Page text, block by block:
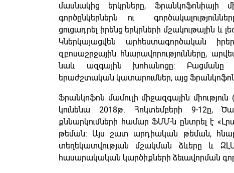
մասնակից երկրները, Ֆրանկոֆոնիայի
գործընկերներն ու
ցուցադրել իրենց երկրների մշակութային և
Կներկայացվեն արհեստագործական
զբոսաշրջային հնարավորությունները,
նաև ազգային խոհանոցը: Բացմանը
երաժշտական կատարումներ, այց
Ֆրանկոֆոն մամուլի միջազգային
կունենա 2018թ. Հոկտեմբերի 9-12ը,
քննարկումների համար ՖՄՄ-ն ընտրել է
թեման։ Այս շատ արդիական թեման,
տեղեկատվության մշակման ձևերը և
հասարակական կարծիքների ձեւավորման